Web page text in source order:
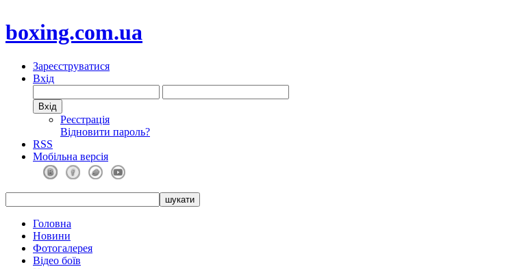
boxing.com.ua
Зареєструватися
Вхід
Реєстрація
Відновити пароль?
RSS
Мобільна версія
Головна
Новини
Фотогалерея
Відео боїв